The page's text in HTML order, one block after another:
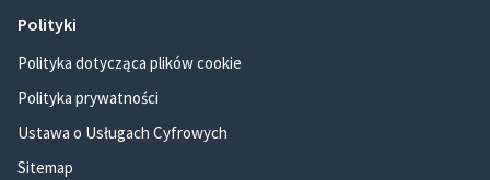
Polityki
Polityka dotycząca plików cookie
Polityka prywatności
Ustawa o Usługach Cyfrowych
Sitemap